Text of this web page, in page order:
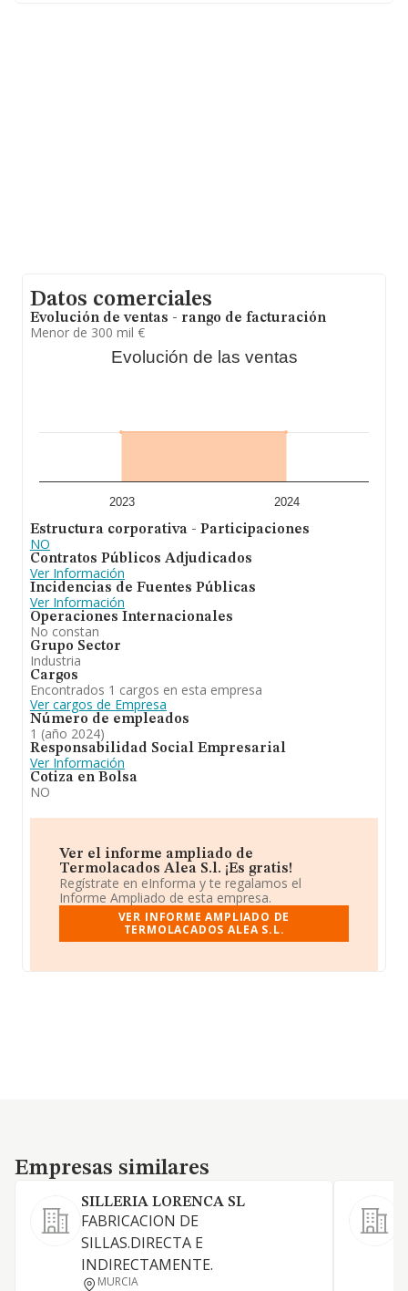
Datos comerciales
Evolución de ventas - rango de facturación
Menor de 300 mil €
Evolución de las ventas
2023 2024
Estructura corporativa - Participaciones
NO
Contratos Públicos Adjudicados
Ver Información
Incidencias de Fuentes Públicas
Ver Información
Operaciones Internacionales
No constan
Grupo Sector
Industria
Cargos
Encontrados 1 cargos en esta empresa
Ver cargos de Empresa
Número de empleados
1 (año 2024)
Responsabilidad Social Empresarial
Ver Información
Cotiza en Bolsa
NO
Ver el informe ampliado de
Termolacados Alea S.l. ¡Es gratis!
Regístrate en eInforma y te regalamos el
Informe Ampliado de esta empresa.
VER INFORME AMPLIADO DE
TERMOLACADOS ALEA S.L.
Empresas similares
Empresas similares
SILLERIA LORENCA SL
FABRICACION DE
SILLAS.DIRECTA E
INDIRECTAMENTE.
MURCIA